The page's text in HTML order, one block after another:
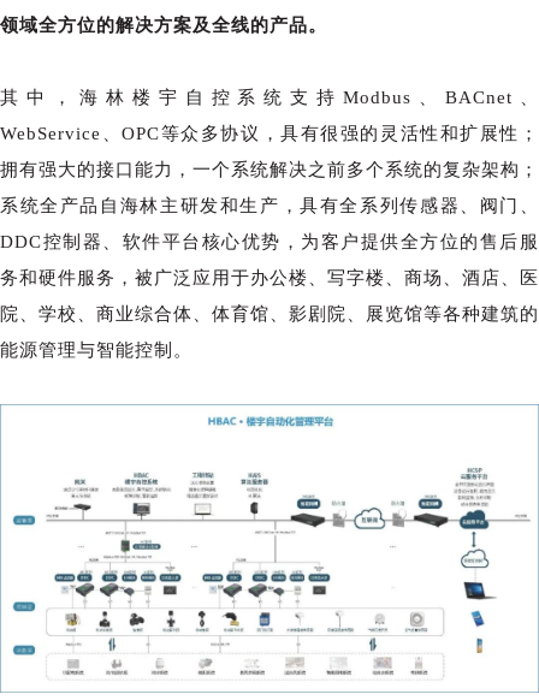
领域全方位的解决方案及全线的产品。
其中，海林楼宇自控系统支持Modbus、BACnet、
WebService、OPC等众多协议，具有很强的灵活性和扩展性；
拥有强大的接口能力，一个系统解决之前多个系统的复杂架构；
系统全产品自海林主研发和生产，具有全系列传感器、阀门、
DDC控制器、软件平台核心优势，为客户提供全方位的售后服
务和硬件服务，被广泛应用于办公楼、写字楼、商场、酒店、医
院、学校、商业综合体、体育馆、影剧院、展览馆等各种建筑的
能源管理与智能控制。